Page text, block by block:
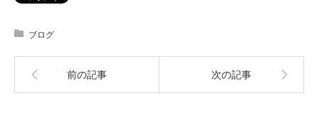
ブログ
前の記事 次の記事